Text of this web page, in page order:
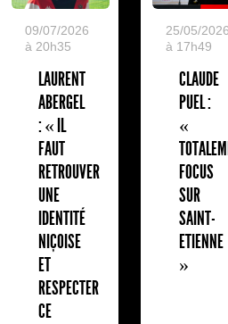
09/07/2026
à 20h35
LAURENT
ABERGEL
: « IL
FAUT
RETROUVER
UNE
IDENTITÉ
NIÇOISE
ET
RESPECTER
CE
25/05/2026
à 17h49
CLAUDE
PUEL :
«
FOCUS
SUR
SAINT-
ETIENNE
»